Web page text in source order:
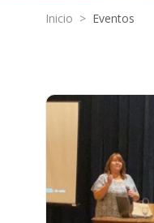
Inicio > Eventos